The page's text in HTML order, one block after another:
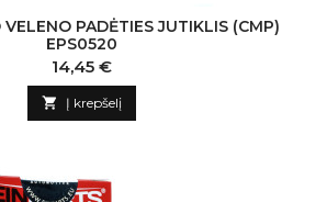
PADĖTIES JUTIKLIS (CMP)
EPS0520
Kaina
14,45 €
 Į krepšelį